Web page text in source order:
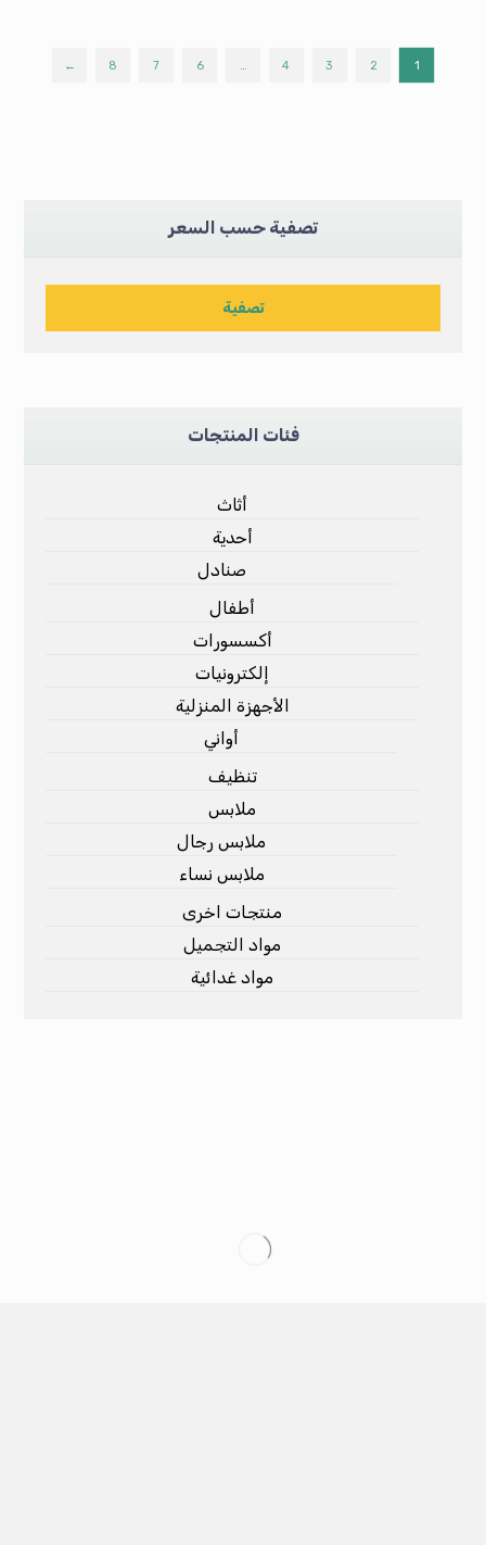
1
2
3
4
6
7
8
←
تصفية حسب السعر
تصفية
فئات المنتجات
أثاث
أحدية
صنادل
أطفال
أكسسورات
إلكترونيات
الأجهزة المنزلية
أواني
تنظيف
ملابس
ملابس رجال
ملابس نساء
منتجات اخرى
مواد التجميل
مواد غدائية